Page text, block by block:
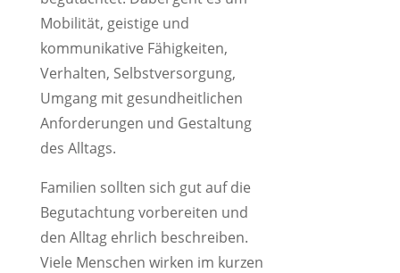
Mobilität, geistige und
kommunikative Fähigkeiten,
Verhalten, Selbstversorgung,
Umgang mit gesundheitlichen
Anforderungen und Gestaltung
des Alltags.
Familien sollten sich gut auf die
Begutachtung vorbereiten und
den Alltag ehrlich beschreiben.
Viele Menschen wirken im kurzen